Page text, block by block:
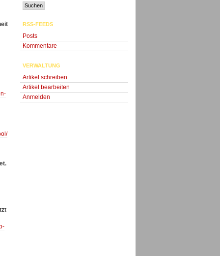
RSS-FEEDS
Posts
Kommentare
VERWALTUNG
Artikel schreiben
Artikel bearbeiten
Anmelden